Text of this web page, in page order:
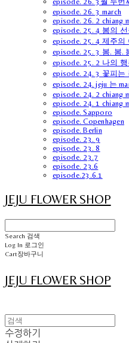
episode. 26. 3 march
episode. 26. 2 chiang
episode. 25. 4 봄의 선
episode. 25. 4 제주의
episode. 25. 3 봄. 봄.
episode. 25. 2 나의 행
episode. 24. 3 꽃피는
episode. 24. jeju 는
episode. 24. 2 chiang
episode. 24. 1 chiang
episode. Sapporo
episode. Copenhagen
episode. Berlin
episode. 23. 9
episode. 23. 8
episode. 23.7
episode. 23.6
episode.23.6.1
JEJU FLOWER SHOP
Search 검색
Log In 로그인
Cart장바구니
JEJU FLOWER SHOP
수정하기